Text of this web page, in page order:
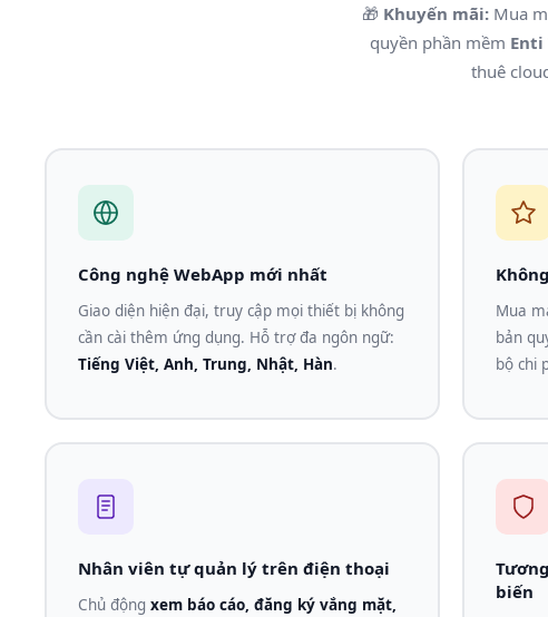
🎁 Khuyến mãi: Mua
quyền phần mềm Enti
thuê
Công nghệ WebApp mới nhất
Giao diện hiện đại, truy cập mọi thiết bị không
cần cài thêm ứng dụng. Hỗ trợ đa ngôn ngữ:
Tiếng Việt, Anh, Trung, Nhật, Hàn.
Mua
bản
bộ chi
Nhân viên tự quản lý trên điện thoại
Chủ động xem báo cáo, đăng ký vắng mặt,
biến